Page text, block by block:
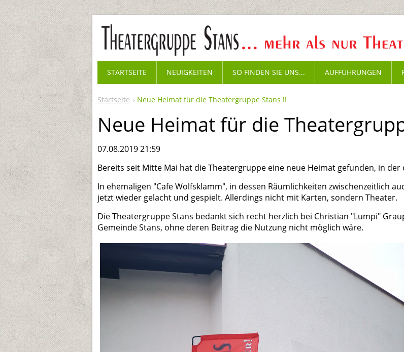
Startseite Neue Heimat für die Theatergruppe Stans !!
Neue Heimat für die
07.08.2019 21:59
Bereits seit Mitte Mai hat die Theatergruppe eine neue Heimat gefunden, in
In ehemaligen "Cafe Wolfsklamm", in dessen Räumlichkeiten zwischenzeitlich
jetzt wieder gelacht und gespielt. Allerdings nicht mit Karten, sondern Theater.
Die Theatergruppe Stans bedankt sich recht herzlich bei Christian "Lumpi"
Gemeinde Stans, ohne deren Beitrag die Nutzung nicht möglich wäre.
STARTSEITE NEUIGKEITEN SO FINDEN SIE UNS... AUFFÜHRUNGEN